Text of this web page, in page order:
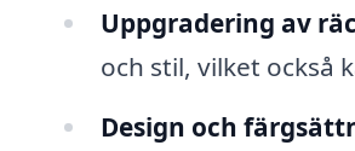
Uppgradering av
och stil, vilket också
Design och